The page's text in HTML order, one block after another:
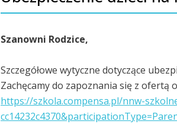
Szanowni Rodzice,
Szczegółowe wytyczne dotyczące
Zachęcamy do zapoznania się z ofertą
https://szkola.compensa.pl/nnw-